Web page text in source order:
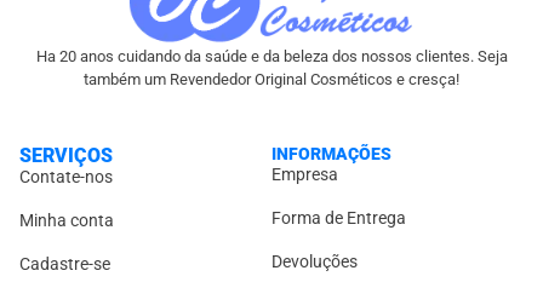
Ha 20 anos cuidando da saúde e da beleza dos nossos clientes. Seja
também um Revendedor Original Cosméticos e cresça!
SERVIÇOS
Contate-nos
Minha conta
Cadastre-se
INFORMAÇÕES
Empresa
Forma de Entrega
Devoluções